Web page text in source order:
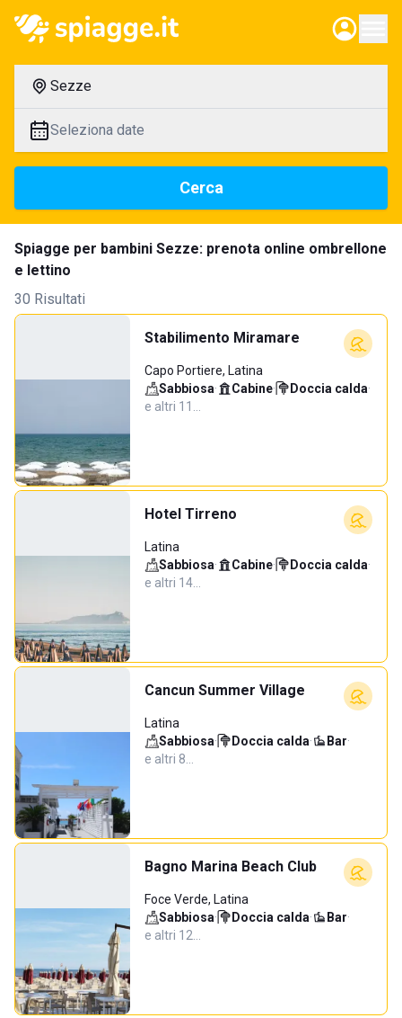
Sezze
Seleziona date
Cerca
Spiagge per bambini Sezze: prenota online ombrellone
e lettino
30 Risultati
Stabilimento Miramare
Capo Portiere, Latina
Sabbiosa· Cabine· Doccia calda·
e altri 11…
Hotel Tirreno
Latina
Sabbiosa· Cabine· Doccia calda·
e altri 14…
Cancun Summer Village
Latina
Sabbiosa· Doccia calda· Bar·
e altri 8…
Bagno Marina Beach Club
Foce Verde, Latina
Sabbiosa· Doccia calda· Bar·
e altri 12…